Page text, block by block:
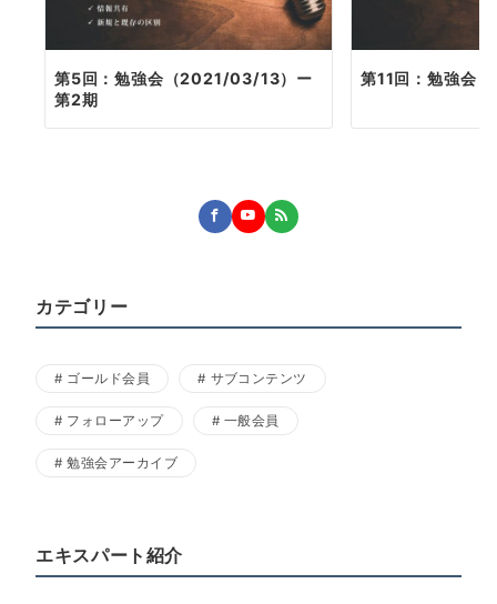
第5回：勉強会（2021/03/13）ー
第2期
第11回：勉強会
カテゴリー
ゴールド会員 サブコンテンツ
フォローアップ 一般会員
勉強会アーカイブ
エキスパート紹介